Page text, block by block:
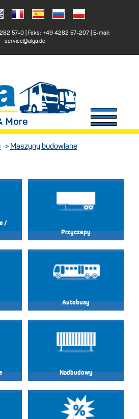
57-0| Faks: +49 4282 57-207| E-mail:
service@alga.de
-> Maszyny budowlane
/
Przyczepy
Autobusy
Nadbudowy